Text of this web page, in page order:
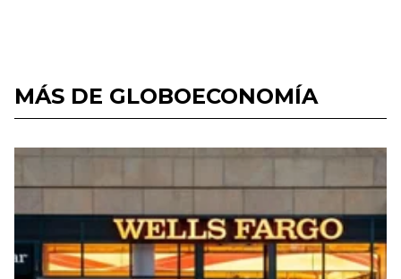
MÁS DE GLOBOECONOMÍA